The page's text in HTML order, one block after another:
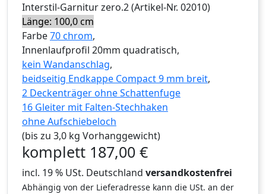
Interstil-Garniturzero.2(Artikel-Nr. 02010)
Länge: 100,0 cm
Farbe70 chrom,
Innenlaufprofil 20mm quadratisch,
kein Wandanschlag,
beidseitig Endkappe Compact 9 mm breit,
2 Deckenträger ohne Schattenfuge
16 Gleiter mit Falten-Stechhaken
ohne Aufschiebeloch
(bis zu 3,0 kg Vorhanggewicht)
komplett 187,00 €
incl. 19 % USt. Deutschland versandkostenfrei
Abhängig von der Lieferadresse kann die USt. an der